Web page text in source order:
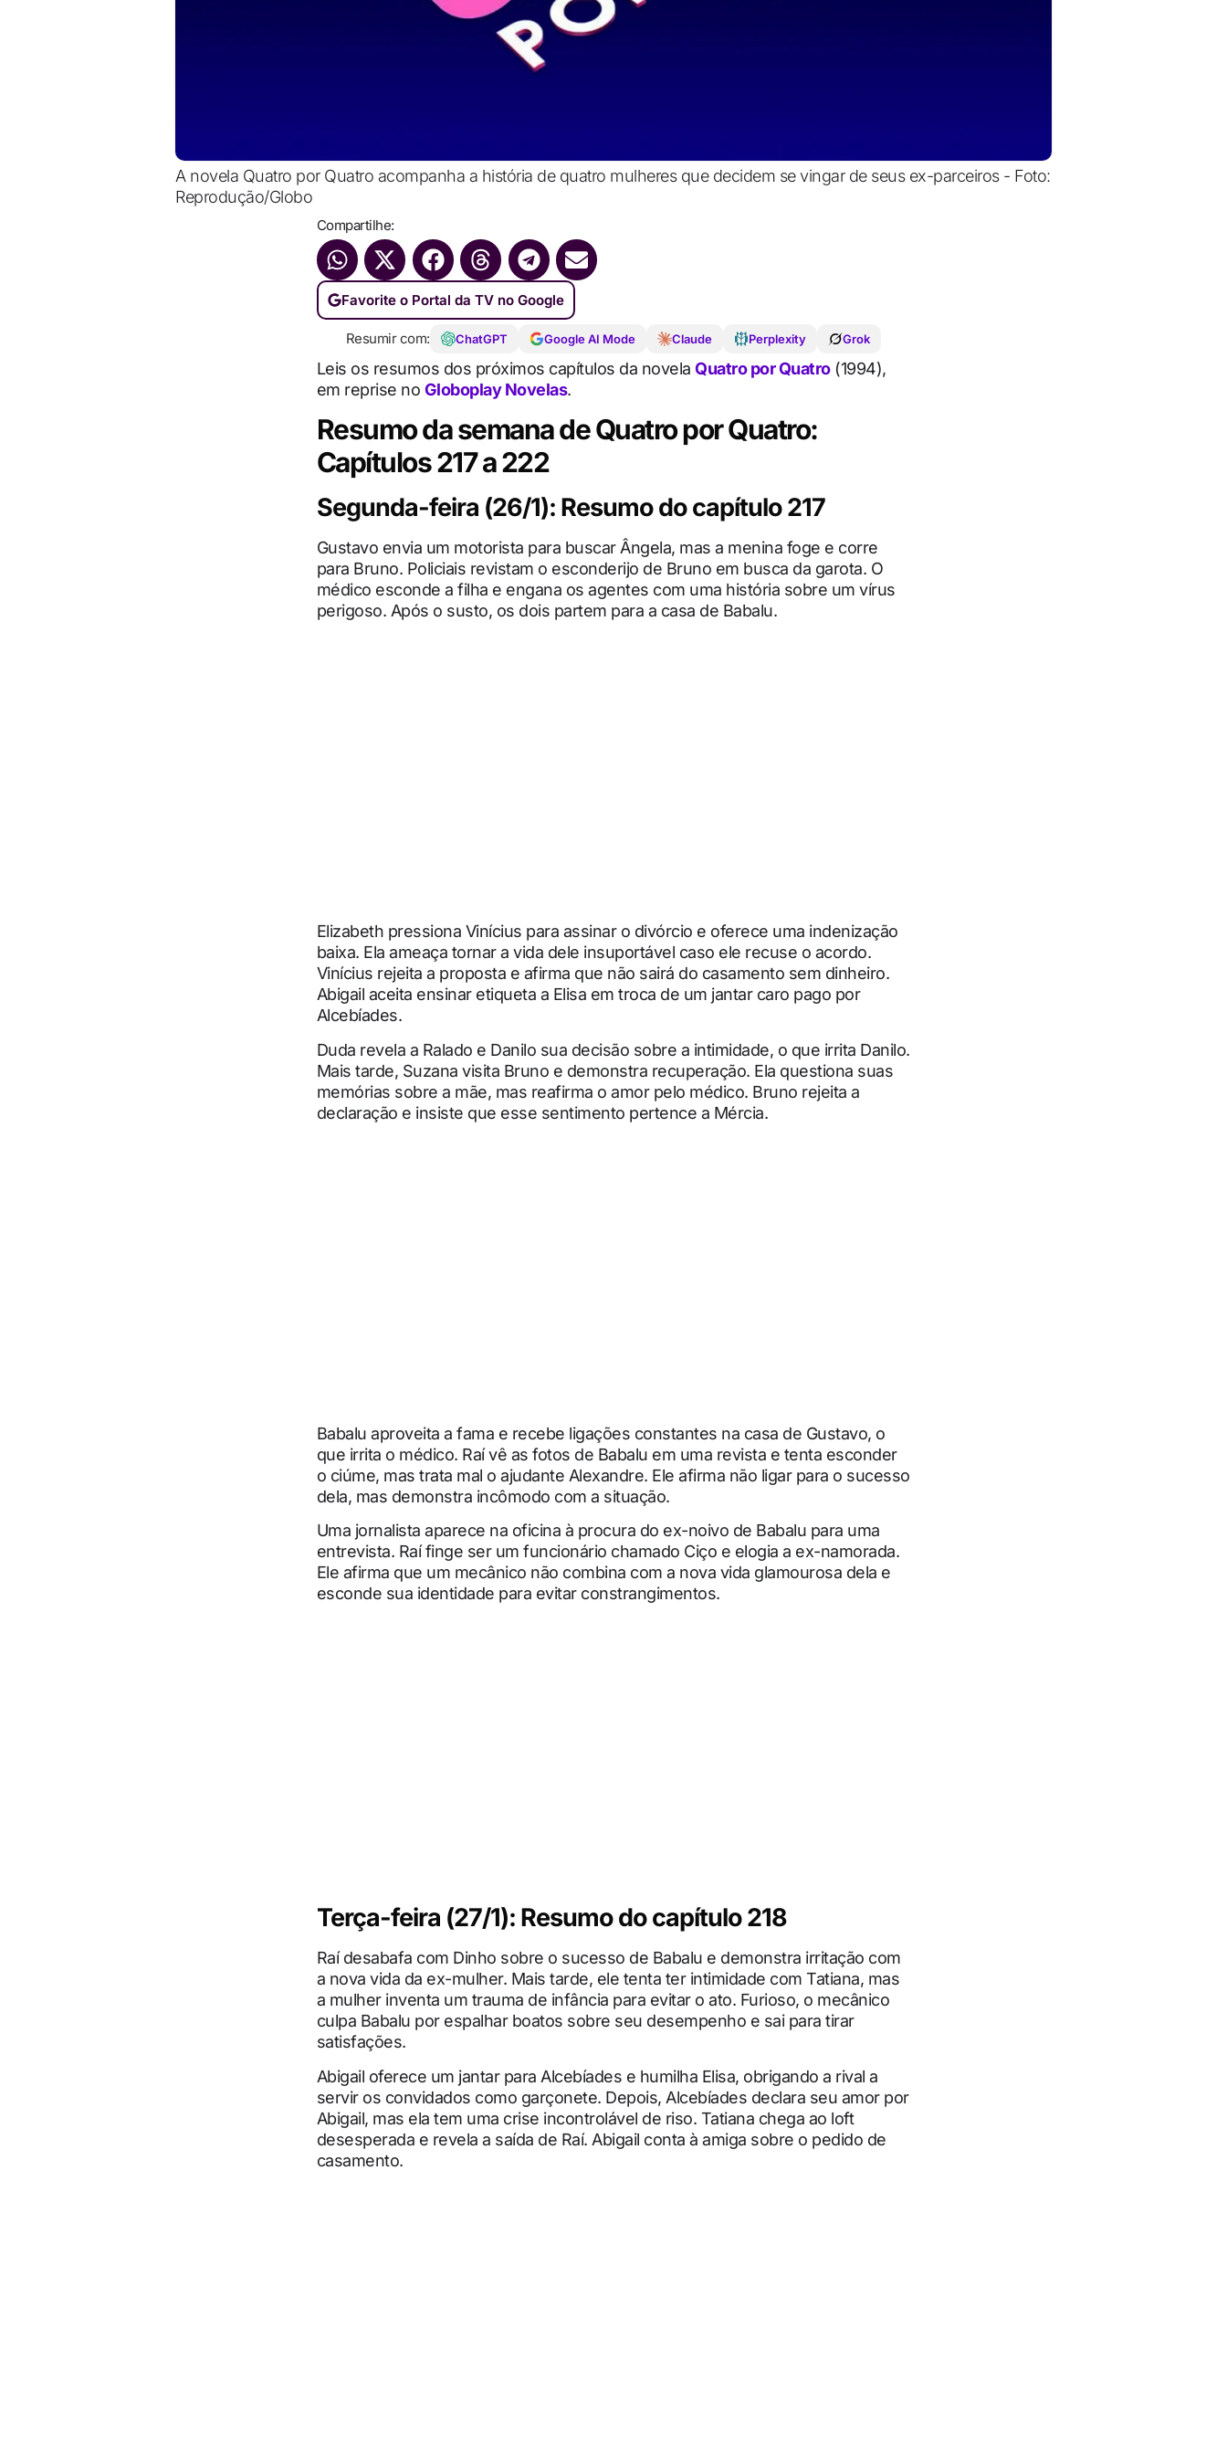
A novela Quatro por Quatro acompanha a história de quatro mulheres que decidem se vingar de seus ex-parceiros - Foto:
Reprodução/Globo
Compartilhe:
Favorite o Portal da TV no Google
Resumir com: ChatGPT Google AI Mode Claude Perplexity Grok
Leis os resumos dos próximos capítulos da novela Quatro por Quatro(1994),
em reprise no Globoplay Novelas.
Resumo da semana de Quatro por Quatro:
Capítulos 217 a 222
Segunda-feira (26/1): Resumo do capítulo 217
Gustavo envia um motorista para buscar Ângela, mas a menina foge e corre
para Bruno. Policiais revistam o esconderijo de Bruno em busca da garota. O
médico esconde a filha e engana os agentes com uma história sobre um vírus
perigoso. Após o susto, os dois partem para a casa de Babalu.
Elizabeth pressiona Vinícius para assinar o divórcio e oferece uma indenização
baixa. Ela ameaça tornar a vida dele insuportável caso ele recuse o acordo.
Vinícius rejeita a proposta e afirma que não sairá do casamento sem dinheiro.
Abigail aceita ensinar etiqueta a Elisa em troca de um jantar caro pago por
Alcebíades.
Duda revela a Ralado e Danilo sua decisão sobre a intimidade, o que irrita Danilo.
Mais tarde, Suzana visita Bruno e demonstra recuperação. Ela questiona suas
memórias sobre a mãe, mas reafirma o amor pelo médico. Bruno rejeita a
declaração e insiste que esse sentimento pertence a Mércia.
Babalu aproveita a fama e recebe ligações constantes na casa de Gustavo, o
que irrita o médico. Raí vê as fotos de Babalu em uma revista e tenta esconder
o ciúme, mas trata mal o ajudante Alexandre. Ele afirma não ligar para o sucesso
dela, mas demonstra incômodo com a situação.
Uma jornalista aparece na oficina à procura do ex-noivo de Babalu para uma
entrevista. Raí finge ser um funcionário chamado Ciço e elogia a ex-namorada.
Ele afirma que um mecânico não combina com a nova vida glamourosa dela e
esconde sua identidade para evitar constrangimentos.
Terça-feira (27/1): Resumo do capítulo 218
Raí desabafa com Dinho sobre o sucesso de Babalu e demonstra irritação com
a nova vida da ex-mulher. Mais tarde, ele tenta ter intimidade com Tatiana, mas
a mulher inventa um trauma de infância para evitar o ato. Furioso, o mecânico
culpa Babalu por espalhar boatos sobre seu desempenho e sai para tirar
satisfações.
Abigail oferece um jantar para Alcebíades e humilha Elisa, obrigando a rival a
servir os convidados como garçonete. Depois, Alcebíades declara seu amor por
Abigail, mas ela tem uma crise incontrolável de riso. Tatiana chega ao loft
desesperada e revela a saída de Raí. Abigail conta à amiga sobre o pedido de
casamento.